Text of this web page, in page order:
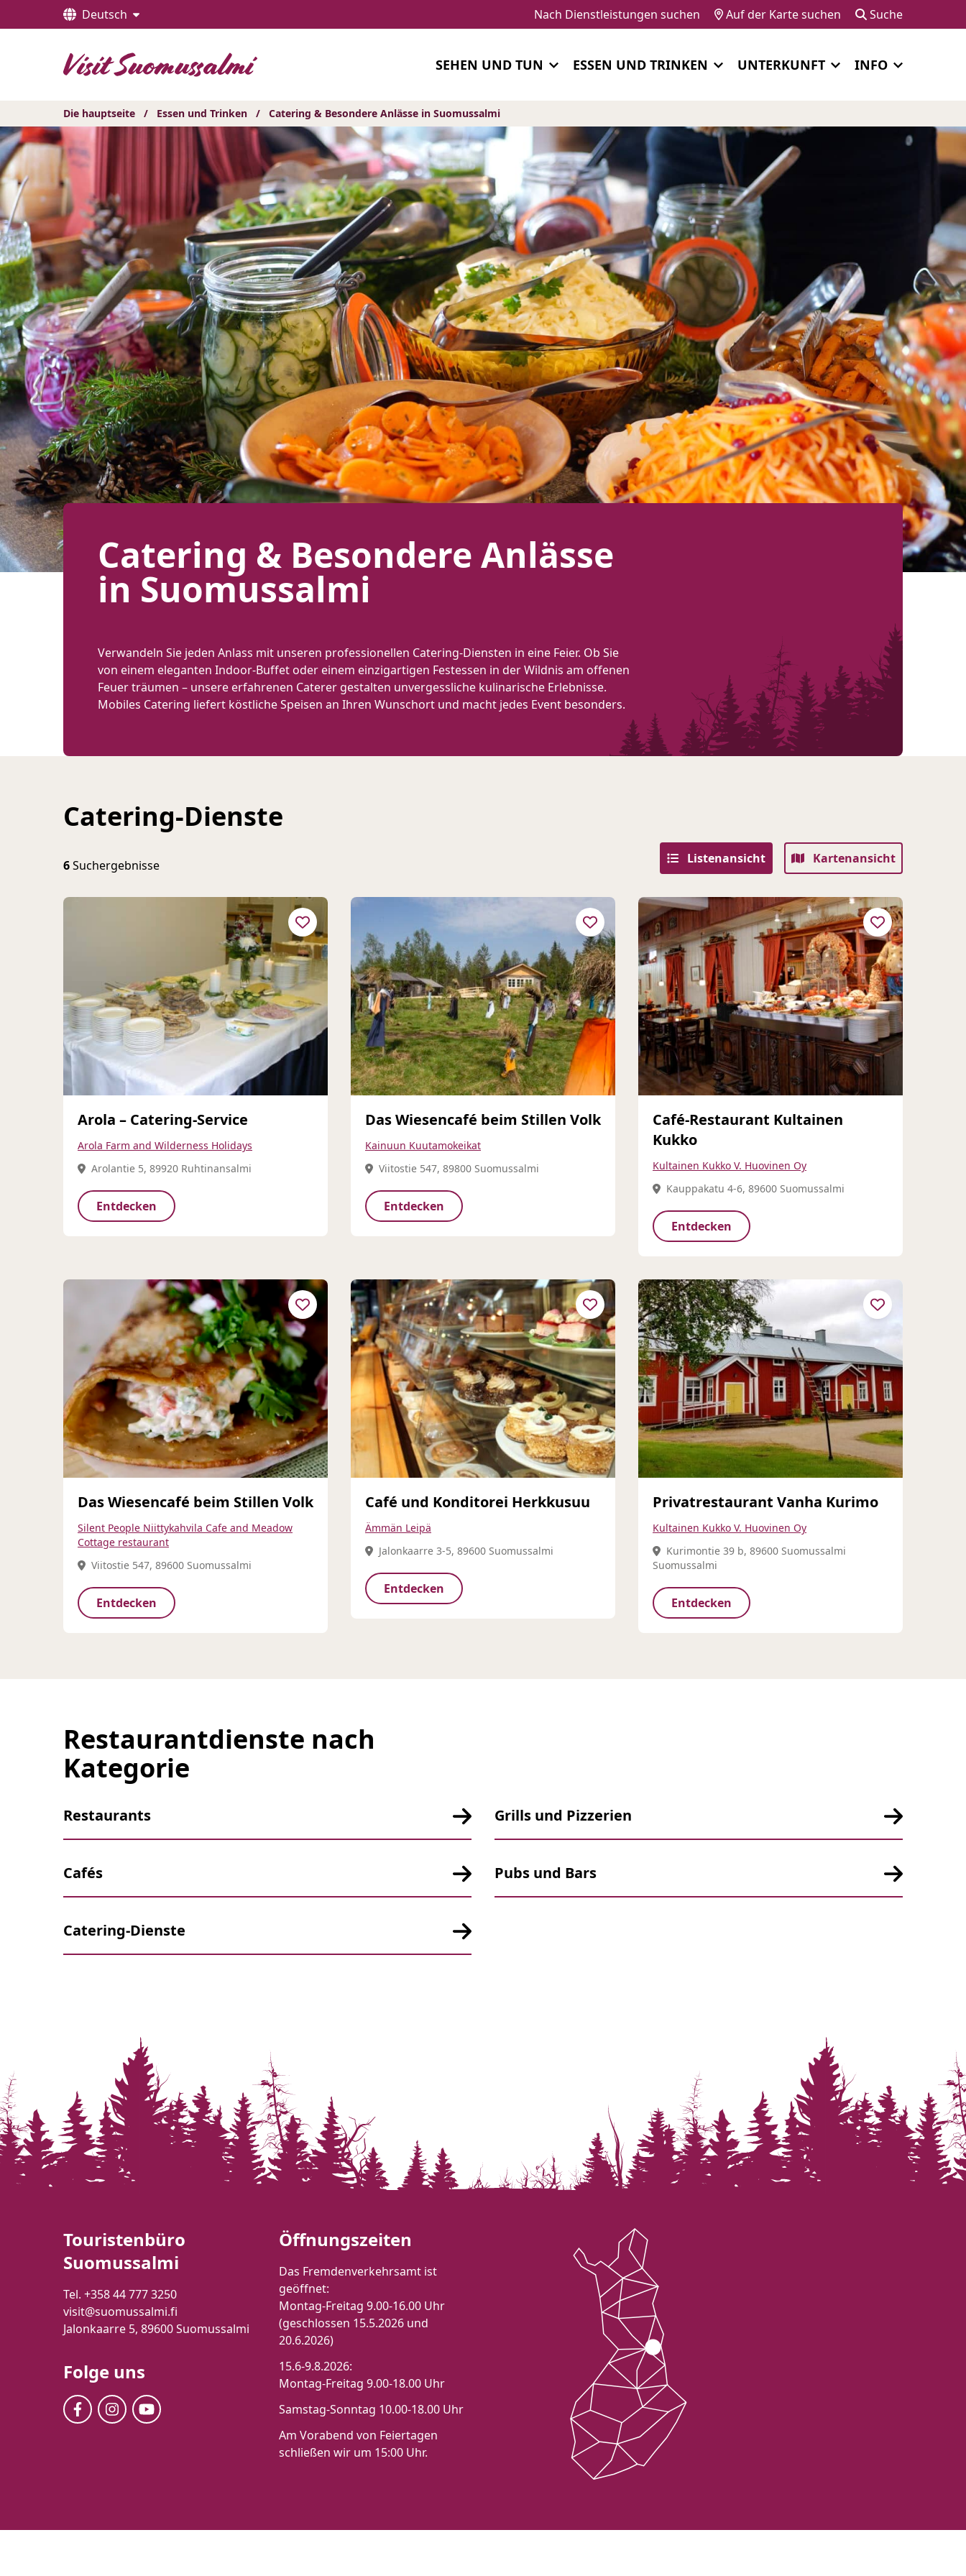
sisältöön
Deutsch Nach Dienstleistungen suchen Auf der Karte suchen Suche
SEHEN UND TUN ESSEN UND TRINKEN UNTERKUNFT INFO
Die hauptseite / Essen und Trinken / Catering & Besondere Anlässe in Suomussalmi
Catering & Besondere Anlässe
in Suomussalmi
Verwandeln Sie jeden Anlass mit unseren professionellen Catering-Diensten in eine Feier. Ob Sie
von einem eleganten Indoor-Buffet oder einem einzigartigen Festessen in der Wildnis am offenen
Feuer träumen – unsere erfahrenen Caterer gestalten unvergessliche kulinarische Erlebnisse.
Mobiles Catering liefert köstliche Speisen an Ihren Wunschort und macht jedes Event besonders.
Catering-Dienste
6Suchergebnisse Listenansicht Kartenansicht
Arola – Catering-Service
Arola Farm and Wilderness Holidays
Arolantie 5, 89920 Ruhtinansalmi
Entdecken
Das Wiesencafé beim Stillen Volk
Kainuun Kuutamokeikat
Viitostie 547, 89800 Suomussalmi
Entdecken
Café-Restaurant Kultainen
Kukko
Kultainen Kukko V. Huovinen Oy
Kauppakatu 4-6, 89600 Suomussalmi
Entdecken
Das Wiesencafé beim Stillen Volk
Silent People Niittykahvila Cafe and Meadow
Cottage restaurant
Viitostie 547, 89600 Suomussalmi
Entdecken
Café und Konditorei Herkkusuu
Ämmän Leipä
Jalonkaarre 3-5, 89600 Suomussalmi
Entdecken
Privatrestaurant Vanha Kurimo
Kultainen Kukko V. Huovinen Oy
Kurimontie 39 b, 89600 Suomussalmi
Suomussalmi
Entdecken
Restaurantdienste nach
Kategorie
Restaurants Grills und Pizzerien
Cafés Pubs und Bars
Catering-Dienste
Touristenbüro
Suomussalmi
Tel. +358 44 777 3250
visit@suomussalmi.fi
Jalonkaarre 5, 89600 Suomussalmi
Folge uns
Öffnungszeiten
Das Fremdenverkehrsamt ist
geöffnet:
Montag-Freitag 9.00-16.00 Uhr
(geschlossen 15.5.2026 und
20.6.2026)
15.6-9.8.2026:
Montag-Freitag 9.00-18.00 Uhr
Samstag-Sonntag 10.00-18.00 Uhr
Am Vorabend von Feiertagen
schließen wir um 15:00 Uhr.